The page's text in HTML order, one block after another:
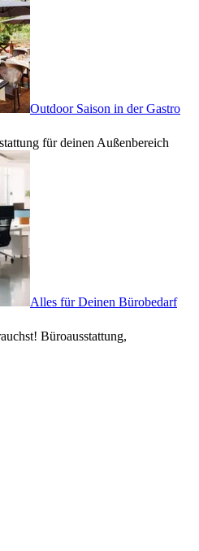
Outdoor Saison in der Gastro
für deinen Außenbereich
Alles für Deinen Bürobedarf
Büroausstattung,